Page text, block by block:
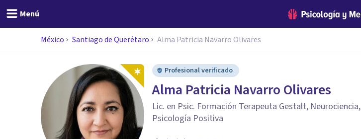
Menú
México Santiago de Querétaro Alma Patricia Navarro Olivares
Profesional verificado
Alma Patricia Navarro Olivares
Lic. en Psic. Formación Terapeuta Gestalt, Neurociencia,
Psicología Positiva